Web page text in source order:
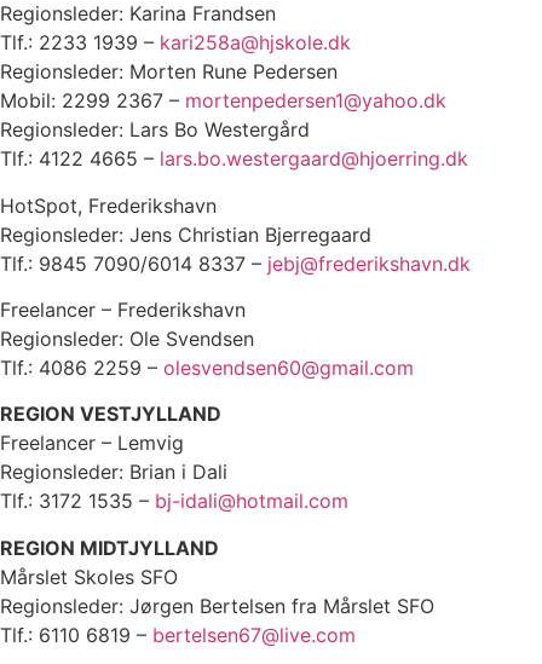
Regionsleder: Karina Frandsen
Tlf.: 2233 1939 – kari258a@hjskole.dk
Regionsleder: Morten Rune Pedersen
Mobil: 2299 2367 – mortenpedersen1@yahoo.dk
Regionsleder: Lars Bo Westergård
Tlf.: 4122 4665 – lars.bo.westergaard@hjoerring.dk
HotSpot, Frederikshavn
Regionsleder: Jens Christian Bjerregaard
Tlf.: 9845 7090/6014 8337 – jebj@frederikshavn.dk
Freelancer – Frederikshavn
Regionsleder: Ole Svendsen
Tlf.: 4086 2259 – olesvendsen60@gmail.com
REGION VESTJYLLAND
Freelancer – Lemvig
Regionsleder: Brian i Dali
Tlf.: 3172 1535 – bj-idali@hotmail.com
REGION MIDTJYLLAND
Mårslet Skoles SFO
Regionsleder: Jørgen Bertelsen fra Mårslet SFO
Tlf.: 6110 6819 – bertelsen67@live.com